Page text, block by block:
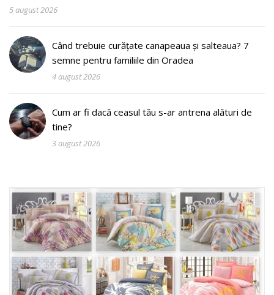
5 august 2026
Când trebuie curățate canapeaua și salteaua? 7
semne pentru familiile din Oradea
4 august 2026
Cum ar fi dacă ceasul tău s-ar antrena alături de
tine?
3 august 2026